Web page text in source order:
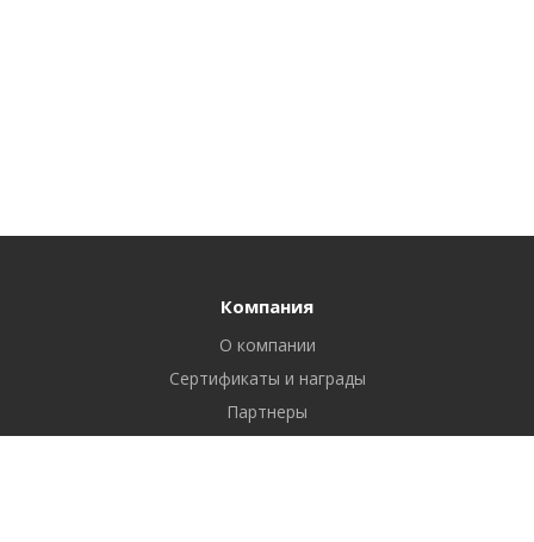
Компания
О компании
Сертификаты и награды
Партнеры